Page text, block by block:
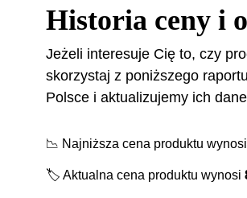
Historia ceny i
Jeżeli interesuje Cię to, czy
skorzystaj z poniższego
Polsce i aktualizujemy ich
📉 Najniższa cena produktu
🏷️ Aktualna cena produktu wynosi